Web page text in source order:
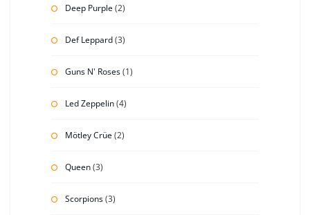
Deep Purple(2)
Def Leppard(3)
Guns N' Roses(1)
Led Zeppelin(4)
Mötley Crüe(2)
Queen(3)
Scorpions(3)